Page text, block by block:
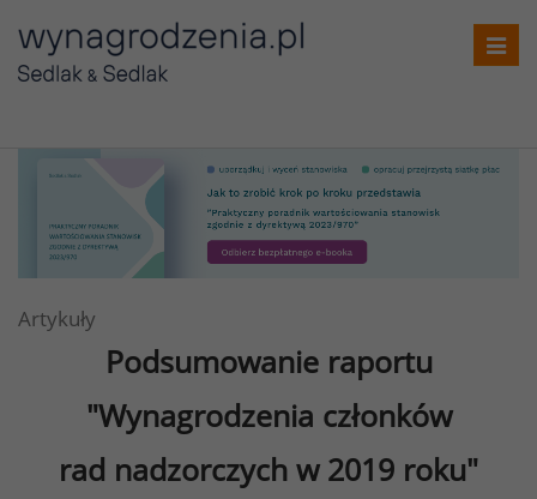
Artykuły
Podsumowanie raportu
"Wynagrodzenia członków
rad nadzorczych w 2019 roku"